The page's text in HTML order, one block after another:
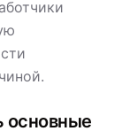
основные